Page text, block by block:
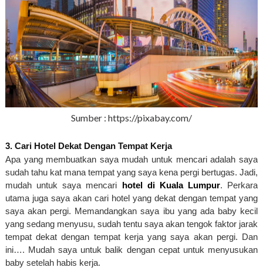
Sumber : https://pixabay.com/
3. Cari Hotel Dekat Dengan Tempat Kerja
Apa yang membuatkan saya mudah untuk mencari adalah saya
sudah tahu kat mana tempat yang saya kena pergi bertugas. Jadi,
mudah untuk saya mencari
hotel di Kuala Lumpur. Perkara
utama juga saya akan cari hotel yang dekat dengan tempat yang
saya akan pergi. Memandangkan saya ibu yang ada baby kecil
yang sedang menyusu, sudah tentu saya akan tengok faktor jarak
tempat dekat dengan tempat kerja yang saya akan pergi. Dan
ini…. Mudah saya untuk balik dengan cepat untuk menyusukan
baby setelah habis kerja.